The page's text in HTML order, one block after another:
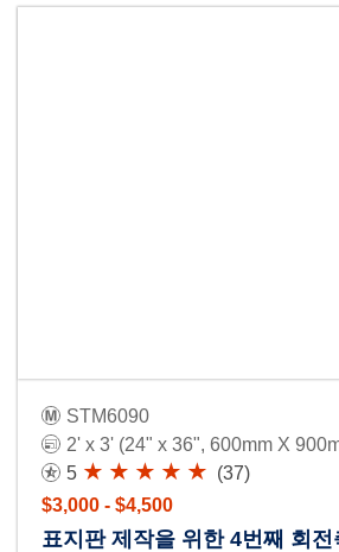
STM6090
2' x 3' (24" x 36", 600mm X
5
(37)
$3,000 - $4,500
표지판 제작을 위한 4번째 회